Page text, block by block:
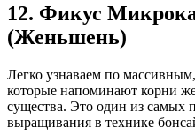
12. Фикус
(Женьшень)
Легко узнаваем по
которые напоминают корни
существа. Это один из самых
выращивания в технике